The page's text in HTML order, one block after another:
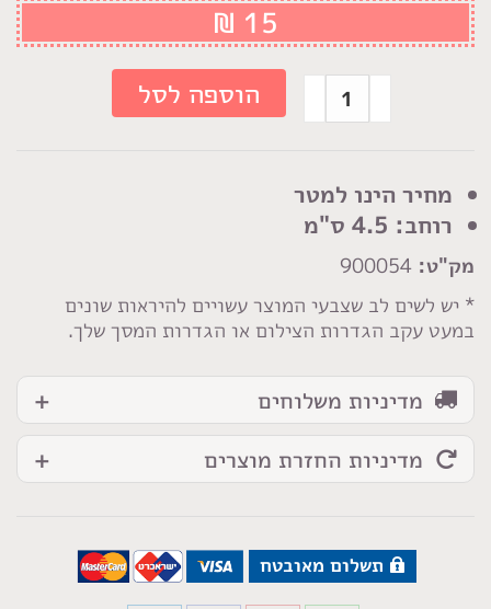
מחיר הינו למטר
רוחב: 4.5 ס"מ
מק"ט:
* יש לשים לב שצבעי המוצר עשויים להיראות שונים
במעט עקב הגדרות הצילום או הגדרות המסך שלך.
₪ 15
כמות
של
כותנה
פרחים
טבעי
4.5
ס"מ
הוספה לסל
מדיניות משלוחים
מדיניות החזרת מוצרים
תשלום מאובטח